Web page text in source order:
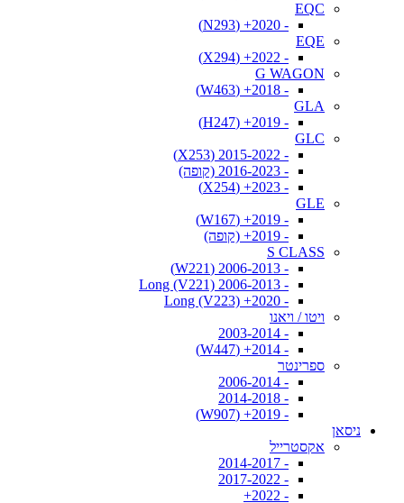
EQC
- 2020+ (N293)
EQE
- 2022+ (X294)
G WAGON
- 2018+ (W463)
GLA
- 2019+ (H247)
GLC
- 2015-2022 (X253)
- 2016-2023 (קופה)
- 2023+ (X254)
GLE
- 2019+ (W167)
- 2019+ (קופה)
S CLASS
- 2006-2013 (W221)
- 2006-2013 Long (V221)
- 2020+ Long (V223)
ויטו / ויאנו
- 2003-2014
- 2014+ (W447)
ספרינטר
- 2006-2014
- 2014-2018
- 2019+ (W907)
ניסאן
אקסטרייל
- 2014-2017
- 2017-2022
- 2022+